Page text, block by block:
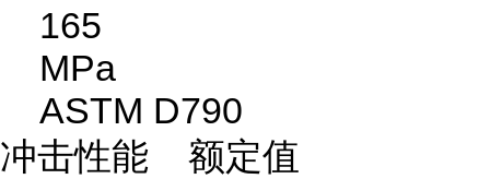
165
MPa
ASTM D790
冲击性能 额定值